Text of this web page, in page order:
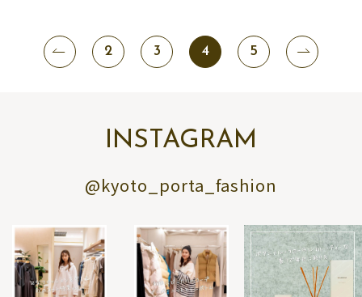
2 3 4 5
INSTAGRAM
@kyoto_porta_fashion